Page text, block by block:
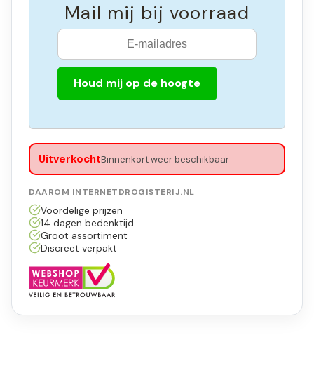
Mail mij bij voorraad
Houd mij op de hoogte
UitverkochtBinnenkort weer beschikbaar
DAAROM INTERNETDROGISTERIJ.NL
Voordelige prijzen
14 dagen bedenktijd
Groot assortiment
Discreet verpakt